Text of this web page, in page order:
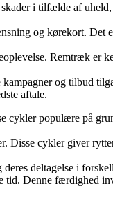
i tilfælde af
og kørekort. Det
Remtræk er
og tilbud
aftale.
cykler populære på
Disse cykler giver
deltagelse i
tid. Denne færdighed